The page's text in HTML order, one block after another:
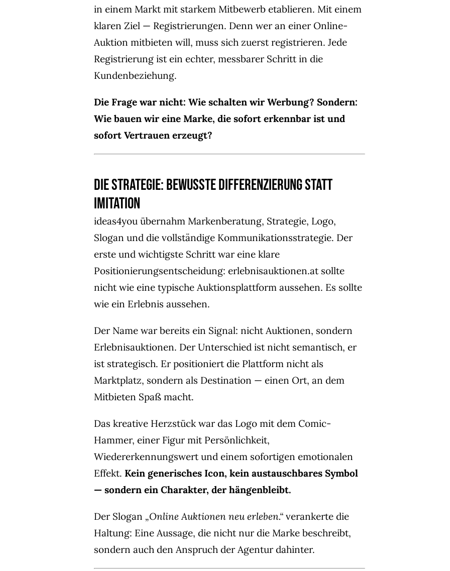
in einem Markt mit starkem Mitbewerb etablieren. Mit einem
klaren Ziel — Registrierungen. Denn wer an einer Online-
Auktion mitbieten will, muss sich zuerst registrieren. Jede
Registrierung ist ein echter, messbarer Schritt in die
Kundenbeziehung.
Die Frage war nicht: Wie schalten wir Werbung? Sondern:
Wie bauen wir eine Marke, die sofort erkennbar ist und
sofort Vertrauen erzeugt?
Die Strategie: Bewusste Differenzierung statt
Imitation
ideas4you übernahm Markenberatung, Strategie, Logo,
Slogan und die vollständige Kommunikationsstrategie. Der
erste und wichtigste Schritt war eine klare
Positionierungsentscheidung: erlebnisauktionen.at sollte
nicht wie eine typische Auktionsplattform aussehen. Es sollte
wie ein Erlebnis aussehen.
Der Name war bereits ein Signal: nicht Auktionen, sondern
Erlebnisauktionen. Der Unterschied ist nicht semantisch, er
ist strategisch. Er positioniert die Plattform nicht als
Marktplatz, sondern als Destination — einen Ort, an dem
Mitbieten Spaß macht.
Das kreative Herzstück war das Logo mit dem Comic-
Hammer, einer Figur mit Persönlichkeit,
Wiedererkennungswert und einem sofortigen emotionalen
Effekt. Kein generisches Icon, kein austauschbares Symbol
— sondern ein Charakter, der hängenbleibt.
Der Slogan „Online Auktionen neu erleben.“verankerte die
Haltung: Eine Aussage, die nicht nur die Marke beschreibt,
sondern auch den Anspruch der Agentur dahinter.